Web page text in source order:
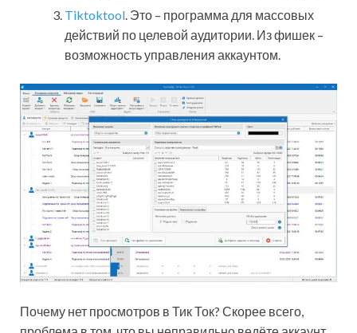
Tiktoktool . Это – программа для массовых
действий по целевой аудитории. Из фишек –
возможность управления аккаунтом.
Почему нет просмотров в Тик Ток? Скорее всего,